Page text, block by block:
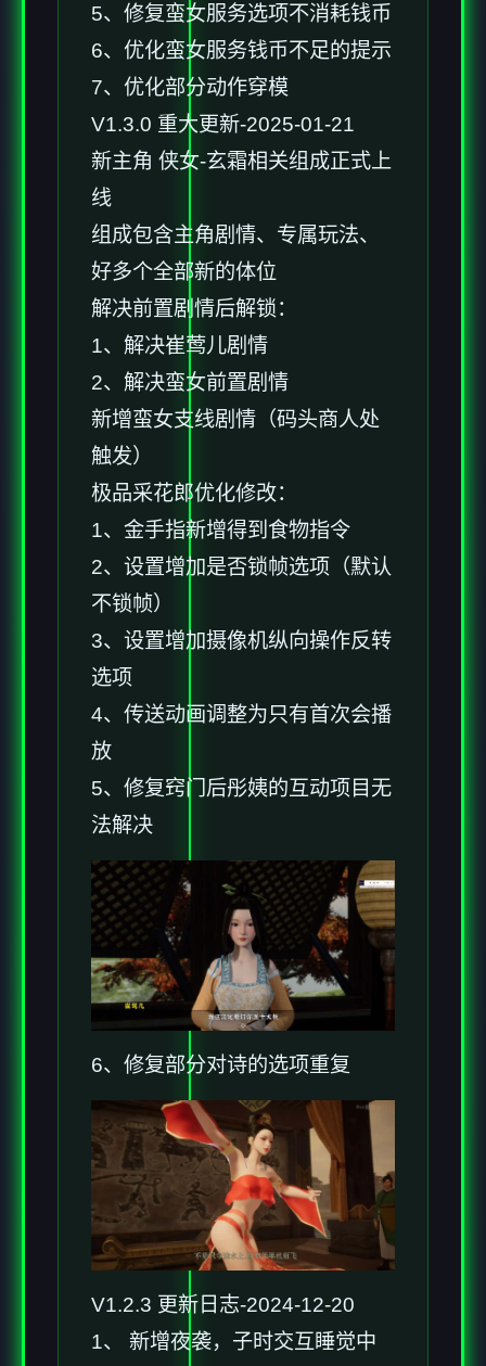
5、修复蛮女服务选项不消耗钱币
6、优化蛮女服务钱币不足的提示
7、优化部分动作穿模
V1.3.0 重大更新-2025-01-21
新主角 侠女-玄霜相关组成正式上
线
组成包含主角剧情、专属玩法、
好多个全部新的体位
解决前置剧情后解锁：
1、解决崔莺儿剧情
2、解决蛮女前置剧情
新增蛮女支线剧情（码头商人处
触发）
极品采花郎优化修改：
1、金手指新增得到食物指令
2、设置增加是否锁帧选项（默认
不锁帧）
3、设置增加摄像机纵向操作反转
选项
4、传送动画调整为只有首次会播
放
5、修复窍门后彤姨的互动项目无
法解决
6、修复部分对诗的选项重复
V1.2.3 更新日志-2024-12-20
1、 新增夜袭，子时交互睡觉中